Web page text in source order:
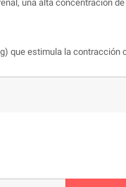
una alta concentración de
que estimula la contracción